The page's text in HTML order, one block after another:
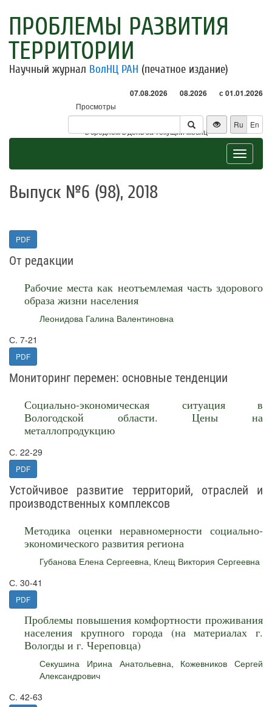
ПРОБЛЕМЫ РАЗВИТИЯ
ТЕРРИТОРИИ
Научный журнал ВолНЦ РАН (печатное издание)
07.08.2026 08.2026 с 01.01.2026
Просмотры
Посетители
* - в среднем в день за текущий месяц
Ru En
Toggle
Выпуск №6 (98), 2018
PDF
От редакции
Рабочие места как неотъемлемая часть здорового
образа жизни населения
Леонидова Галина Валентиновна
С. 7-21
PDF
Мониторинг перемен: основные тенденции
Социально-экономическая ситуация в
Вологодской области. Цены на
металлопродукцию
С. 22-29
PDF
Устойчивое развитие территорий, отраслей и
производственных комплексов
Методика оценки неравномерности социально-
экономического развития региона
Губанова Елена Сергеевна, Клещ Виктория Сергеевна
С. 30-41
PDF
Проблемы повышения комфортности проживания
населения крупного города (на материалах г.
Вологды и г. Череповца)
Секушина Ирина Анатольевна, Кожевников Сергей
Александрович
С. 42-63